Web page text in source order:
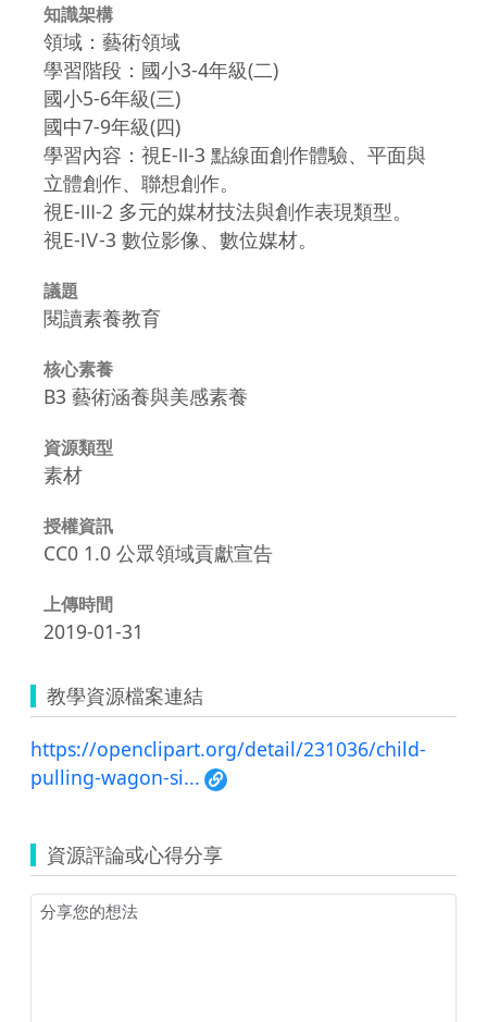
知識架構
領域：藝術領域
學習階段：國小3-4年級(二)
國小5-6年級(三)
國中7-9年級(四)
學習內容：視E-Ⅱ-3 點線面創作體驗、平面與
立體創作、聯想創作。
視E-Ⅲ-2 多元的媒材技法與創作表現類型。
視E-Ⅳ-3 數位影像、數位媒材。
議題
閱讀素養教育
核心素養
B3 藝術涵養與美感素養
資源類型
素材
授權資訊
CC0 1.0 公眾領域貢獻宣告
上傳時間
2019-01-31
教學資源檔案連結
https://openclipart.org/detail/231036/child-
pulling-wagon-si...
資源評論或心得分享